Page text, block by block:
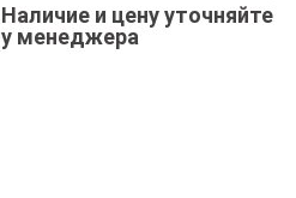
Наличие и цену уточняйте
у менеджера